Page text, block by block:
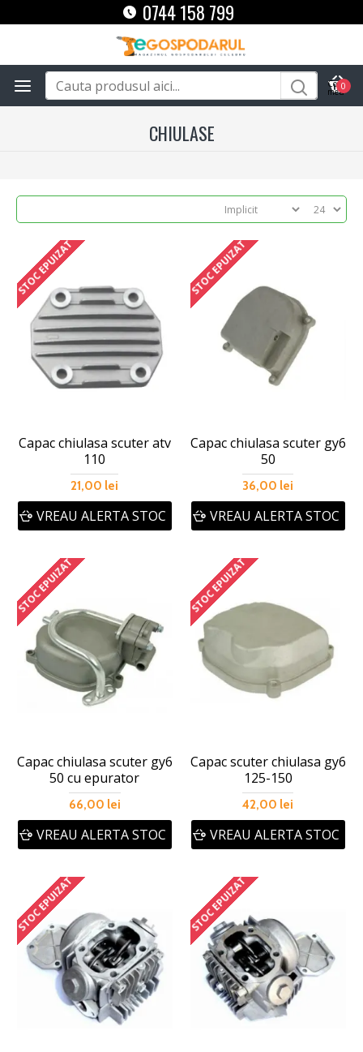
0744 158 799
0
CHIULASE
STOC EPUIZAT
Capac chiulasa scuter atv
110
21,00 lei
VREAU ALERTA STOC
STOC EPUIZAT
Capac chiulasa scuter gy6
50
36,00 lei
VREAU ALERTA STOC
STOC EPUIZAT
Capac chiulasa scuter gy6
50 cu epurator
66,00 lei
VREAU ALERTA STOC
STOC EPUIZAT
Capac scuter chiulasa gy6
125-150
42,00 lei
VREAU ALERTA STOC
STOC EPUIZAT STOC EPUIZAT